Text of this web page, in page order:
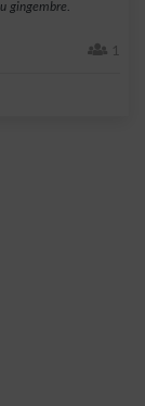
gingembre.
1